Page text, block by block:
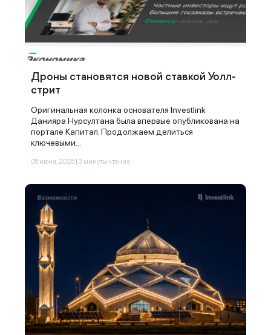
Дроны становятся новой ставкой Уолл-
стрит
Оригинальная колонка основателя Investlink
Данияра Нурсултана была впервые опубликована на
портале Капитал. Продолжаем делиться
ключевыми...
05 июня, 2026 | 3 минуты чтения